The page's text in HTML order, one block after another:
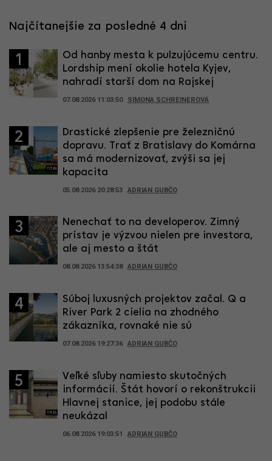
Najčítanejšie za posledné 4 dni
1
Od hanby mesta k pulzujúcemu centru.
Lordship mení okolie hotela Kyjev,
nahradí starší dom na Rajskej
07.08.2026 11:03:50 SIMONA SCHREINEROVÁ
2
Drastické zlepšenie pre železničnú
dopravu. Trať z Bratislavy do Komárna
sa má modernizovať, zvýši sa jej
kapacita
05.08.2026 20:28:53 ADRIAN GUBČO
3
Nenechať to na developerov. Zimný
prístav je výzvou nielen pre investora,
ale aj mesto a štát
08.08.2026 13:54:38 ADRIAN GUBČO
4
Súboj luxusných projektov začal. Q a
River Park 2 cielia na zhodného
zákazníka, rovnaké nie sú
07.08.2026 19:27:36 ADRIAN GUBČO
5
Veľké sľuby namiesto skutočných
informácií. Štát hovorí o rekonštrukcii
Hlavnej stanice, jej podobu stále
neukázal
06.08.2026 19:03:51 ADRIAN GUBČO